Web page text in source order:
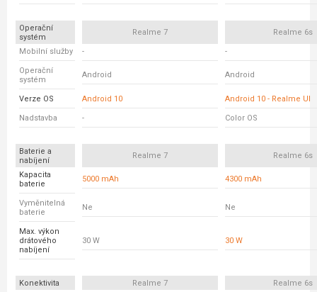
Operační
systém
Realme 7 Realme 6s
Mobilní služby - -
Operační
systém
Android Android
Verze OS Android 10 Android 10 - Realme UI
Nadstavba - Color OS
Baterie a
nabíjení
Realme 7 Realme 6s
Kapacita
baterie
5000 mAh 4300 mAh
Vyměnitelná
baterie
Ne Ne
Max. výkon
drátového
nabíjení
30 W 30 W
Konektivita Realme 7
Realme 6s